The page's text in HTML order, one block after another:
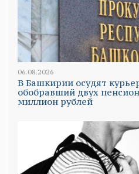
06.08.2026
В Башкирии осудят
обобравший двух
миллион рублей